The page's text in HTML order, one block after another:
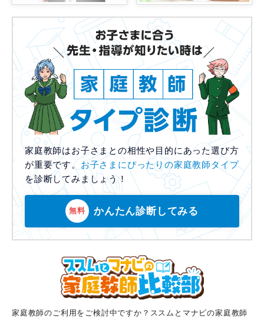
家庭教師はお子さまとの相性や目的にあった選び方
が重要です。 お子さまにぴったりの家庭教師タイプ
を診断してみましょう！
無料 かんたん診断してみる
家庭教師のご利用をご検討中ですか？ススムとマナビの家庭教師